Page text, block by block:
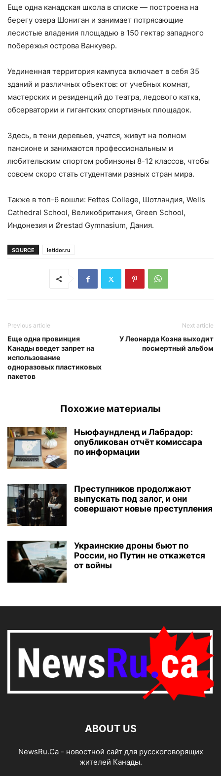
Еще одна канадская школа в списке — построена на
берегу озера Шониган и занимает потрясающие
лесистые владения площадью в 150 гектар западного
побережья острова Ванкувер.
Уединенная территория кампуса включает в себя 35
зданий и различных объектов: от учебных комнат,
мастерских и резиденций до театра, ледового катка,
обсерватории и гигантских спортивных площадок.
Здесь, в тени деревьев, учатся, живут на полном
пансионе и занимаются профессиональным и
любительским спортом робинзоны 8-12 классов, чтобы
совсем скоро стать студентами разных стран мира.
Также в топ-6 вошли: Fettes College, Шотландия, Wells
Cathedral School, Великобритания, Green School,
Индонезия и Ørestad Gymnasium, Дания.
SOURCE letidor.ru
Previous article
Еще одна провинция
Канады введет запрет на
использование
одноразовых пластиковых
пакетов
Next article
У Леонарда Коэна выходит
посмертный альбом
Похожие материалы
Ньюфаундленд и Лабрадор:
опубликован отчёт комиссара
по информации
Преступников продолжают
выпускать под залог, и они
совершают новые преступления
Украинские дроны бьют по
России, но Путин не откажется
от войны
ABOUT US
NewsRu.Ca - новостной сайт для русскоговорящих
жителей Канады.